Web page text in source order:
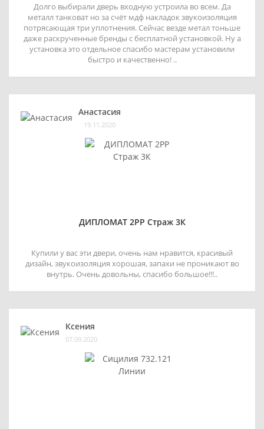
Долго выбирали дверь входную устроила во всем. Да
металл танковат но за счёт мдф накладок звукоизоляция
потрясающая три уплотнения. Сейчас везде метал тоньше
даже раскрученные бренды с бесплатной установкой. Ну а
установка это отдельное спасибо мастерам установили
быстро и качественно! ..
Анастасия
19.11.2020
ДИПЛОМАТ 2РР Страж 3К
Купили у вас эти двери, очень нам нравится, красивый
дизайн, звукоизоляция хорошая, запахи не проникают во
внутрь. Очень довольны, спасибо большое!!!..
Ксения
07.09.2020